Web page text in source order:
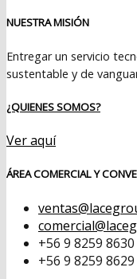
NUESTRA MISIÓN
Entregar un servicio
sustentable y de
¿QUIENES SOMOS?
Ver aquí
ÁREA COMERCIAL Y
+56 9 8259 8630
+56 9 8259 8629